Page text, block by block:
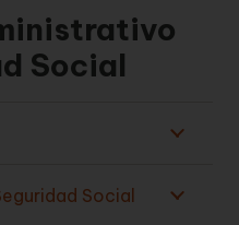
Social
Social